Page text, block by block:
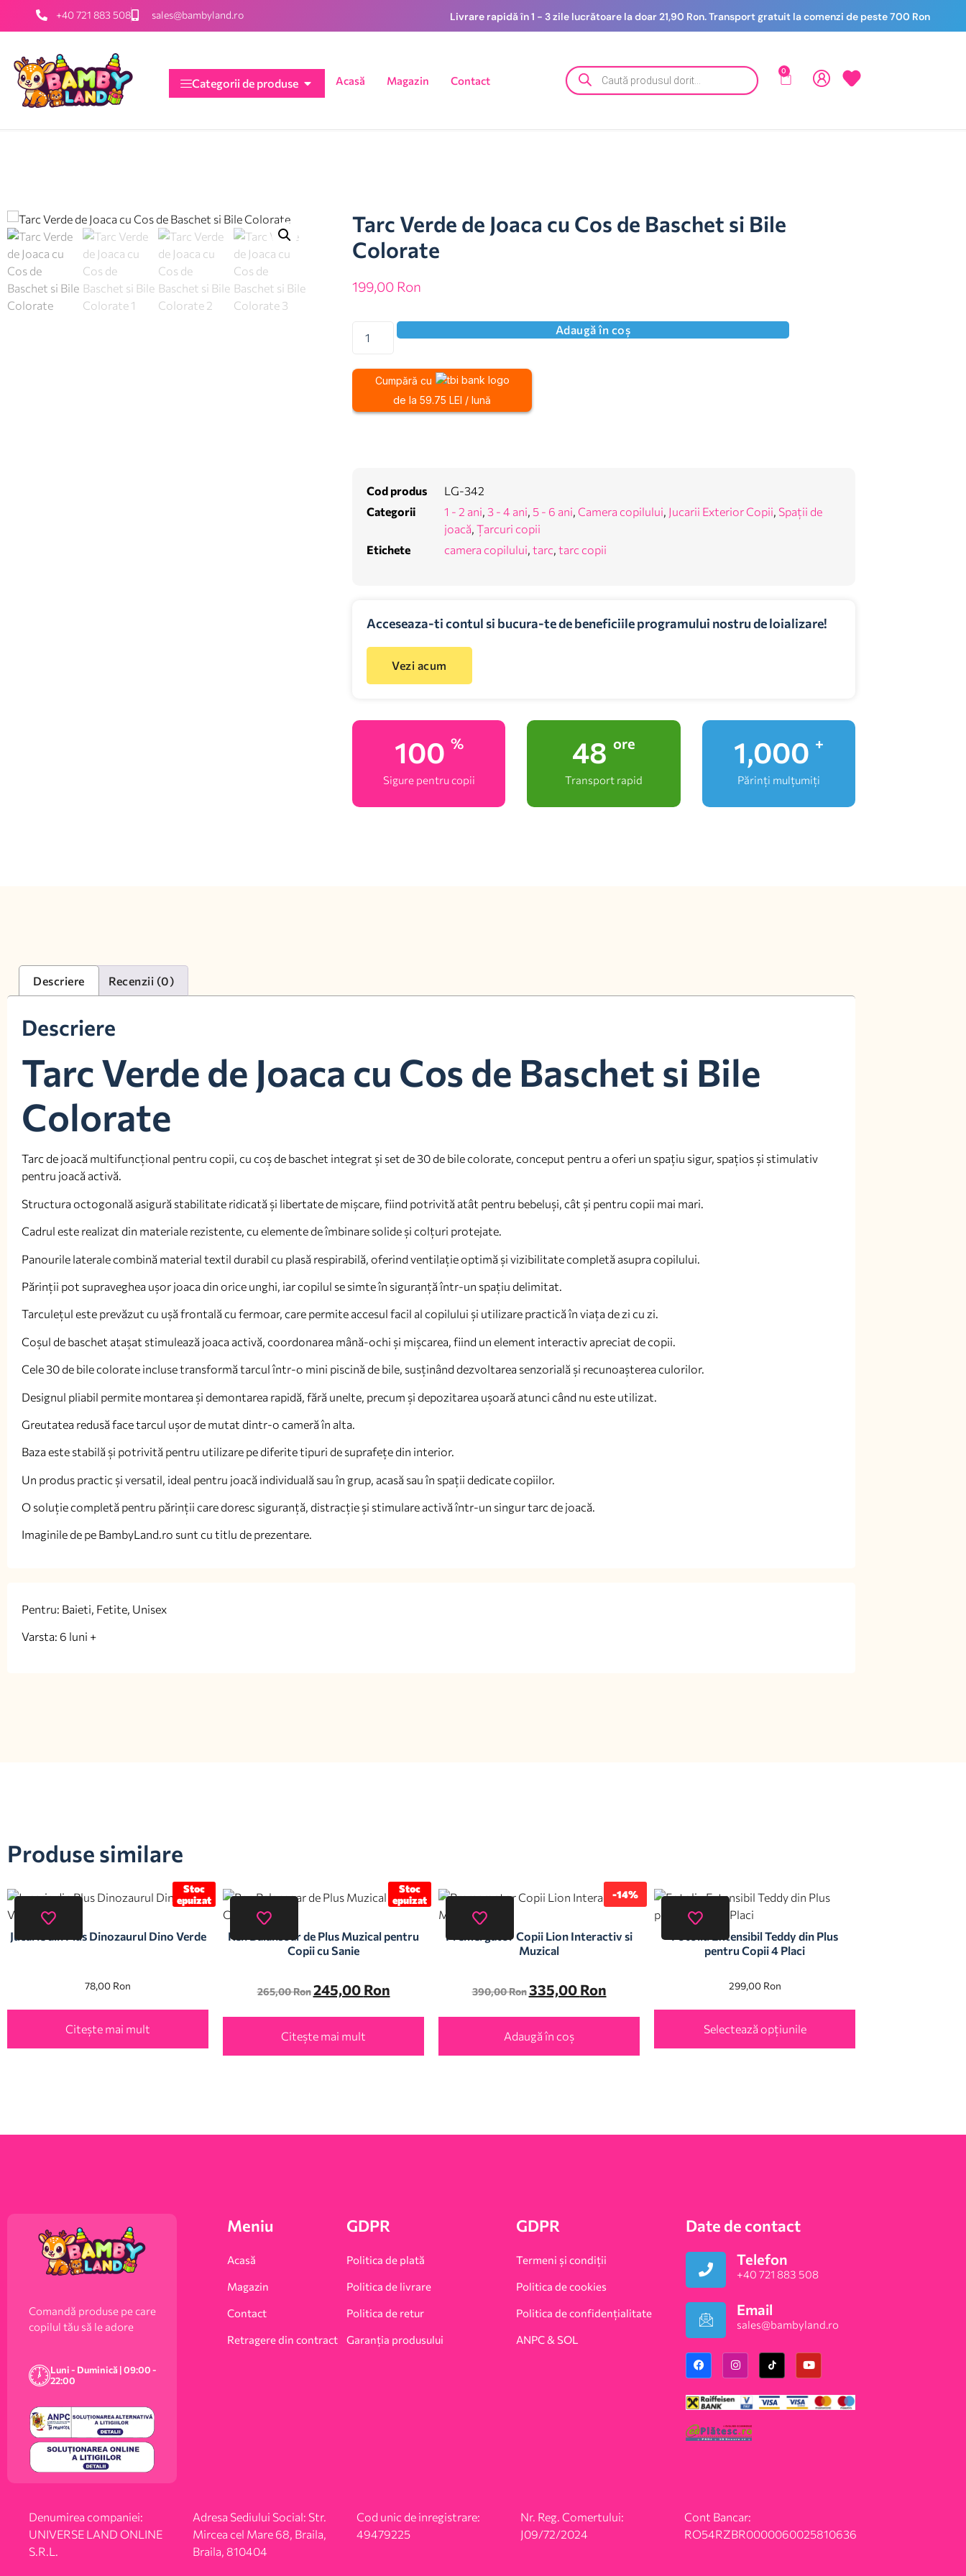
+40 721 883 508 sales@bambyland.ro Livrare rapidă în 1 - 3 zile lucrătoare la doar 21,90 Ron. Transport gratuit la comenzi de peste 700 Ron
Categorii de produse Acasă Magazin Contact
0
Tarc Verde de Joaca cu Cos de Baschet si Bile
Colorate
199,00 Ron
Adaugă în coș
Cumpără cu
de la 59.75 LEI / lună
Cod produs
LG-342
Categorii
1 - 2 ani, 3 - 4 ani, 5 - 6 ani, Camera copilului, Jucarii Exterior Copii, Spații de
joacă, Țarcuri copii
Etichete
camera copilului, tarc, tarc copii
Acceseaza-ti contul si bucura-te de beneficiile programului nostru de loializare!
Vezi acum
100 %
Sigure pentru copii
48 ore
Transport rapid
1,000 +
Părinți mulțumiți
Descriere Recenzii (0)
Descriere
Tarc Verde de Joaca cu Cos de Baschet si Bile
Colorate
Tarc de joacă multifuncțional pentru copii, cu coș de baschet integrat și set de 30 de bile colorate, conceput pentru a oferi un spațiu sigur, spațios și stimulativ
pentru joacă activă.
Structura octogonală asigură stabilitate ridicată și libertate de mișcare, fiind potrivită atât pentru bebeluși, cât și pentru copii mai mari.
Cadrul este realizat din materiale rezistente, cu elemente de îmbinare solide și colțuri protejate.
Panourile laterale combină material textil durabil cu plasă respirabilă, oferind ventilație optimă și vizibilitate completă asupra copilului.
Părinții pot supraveghea ușor joaca din orice unghi, iar copilul se simte în siguranță într-un spațiu delimitat.
Tarculețul este prevăzut cu ușă frontală cu fermoar, care permite accesul facil al copilului și utilizare practică în viața de zi cu zi.
Coșul de baschet atașat stimulează joaca activă, coordonarea mână-ochi și mișcarea, fiind un element interactiv apreciat de copii.
Cele 30 de bile colorate incluse transformă tarcul într-o mini piscină de bile, susținând dezvoltarea senzorială și recunoașterea culorilor.
Designul pliabil permite montarea și demontarea rapidă, fără unelte, precum și depozitarea ușoară atunci când nu este utilizat.
Greutatea redusă face tarcul ușor de mutat dintr-o cameră în alta.
Baza este stabilă și potrivită pentru utilizare pe diferite tipuri de suprafețe din interior.
Un produs practic și versatil, ideal pentru joacă individuală sau în grup, acasă sau în spații dedicate copiilor.
O soluție completă pentru părinții care doresc siguranță, distracție și stimulare activă într-un singur tarc de joacă.
Imaginile de pe BambyLand.ro sunt cu titlu de prezentare.
Pentru: Baieti, Fetite, Unisex
Varsta: 6 luni +
Produse similare
Stoc
epuizat
Jucarie din Plus Dinozaurul Dino Verde
78,00 Ron
Citește mai mult
Stoc
epuizat
Ren Balansoar de Plus Muzical pentru
Copii cu Sanie
265,00Ron 245,00 Ron
Citește mai mult
-14%
Premergator Copii Lion Interactiv si
Muzical
390,00Ron 335,00 Ron
Adaugă în coș
Fotoliu Extensibil Teddy din Plus
pentru Copii 4 Placi
299,00 Ron
Selectează opțiunile
Comandă produse pe care
copilul tău să le adore
Luni - Duminică | 09:00 -
22:00
Meniu
Acasă
Magazin
Contact
Retragere din contract
GDPR
Politica de plată
Politica de livrare
Politica de retur
Garanția produsului
GDPR
Termeni și condiții
Politica de cookies
Politica de confidențialitate
ANPC & SOL
Date de contact
Telefon
+40 721 883 508
Email
sales@bambyland.ro​
Denumirea companiei:
UNIVERSE LAND ONLINE
S.R.L.
Adresa Sediului Social: Str.
Mircea cel Mare 68, Braila,
Braila, 810404
Cod unic de inregistrare:
49479225
Nr. Reg. Comertului:
J09/72/2024
Cont Bancar:
RO54RZBR0000060025810636